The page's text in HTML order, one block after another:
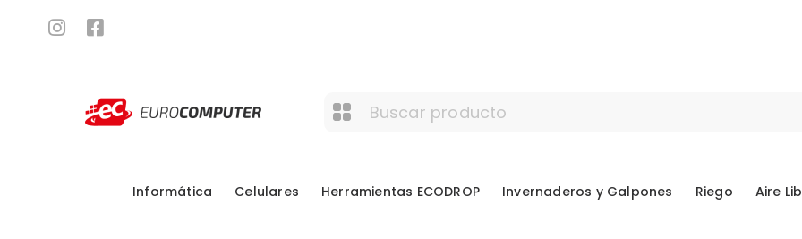
Informática Celulares Herramientas ECODROP Invernaderos y Galpones Riego Aire